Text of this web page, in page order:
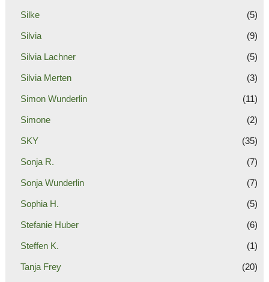
Silke (5)
Silvia (9)
Silvia Lachner (5)
Silvia Merten (3)
Simon Wunderlin (11)
Simone (2)
SKY (35)
Sonja R. (7)
Sonja Wunderlin (7)
Sophia H. (5)
Stefanie Huber (6)
Steffen K. (1)
Tanja Frey (20)